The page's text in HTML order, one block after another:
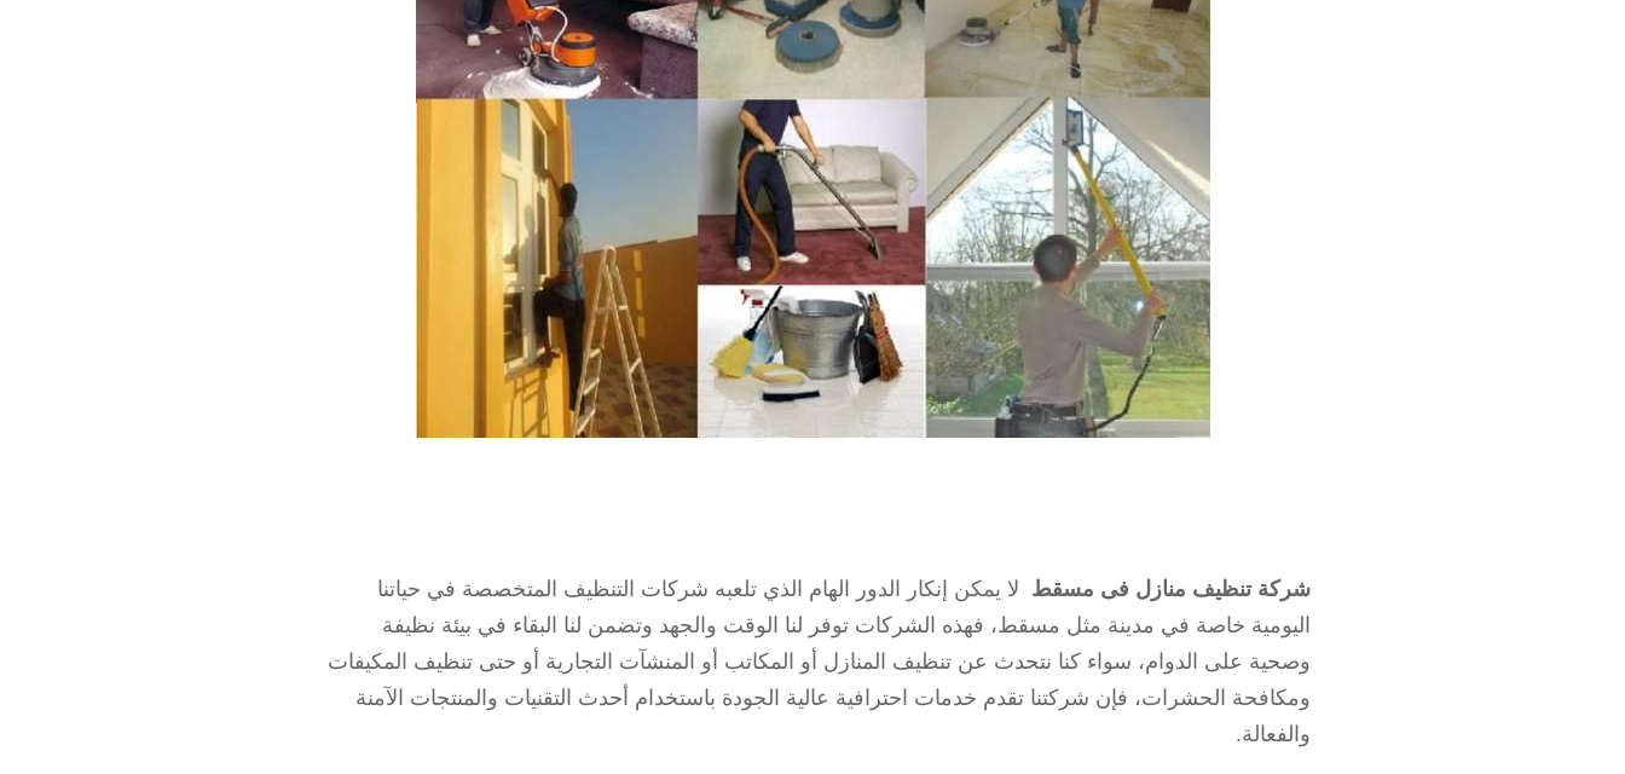
شركة تنظيف منازل فى مسقط لا يمكن إنكار الدور الهام الذي تلعبه شركات التنظيف المتخصصة في حياتنا
اليومية خاصة في مدينة مثل مسقط، فهذه الشركات توفر لنا الوقت والجهد وتضمن لنا البقاء في بيئة نظيفة
وصحية على الدوام، سواء كنا نتحدث عن تنظيف المنازل أو المكاتب أو المنشآت التجارية أو حتى تنظيف المكيفات
ومكافحة الحشرات، فإن شركتنا تقدم خدمات احترافية عالية الجودة باستخدام أحدث التقنيات والمنتجات الآمنة
والفعالة.